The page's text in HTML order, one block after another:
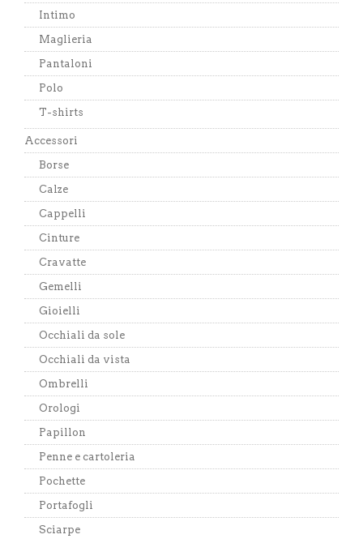
Intimo
Maglieria
Pantaloni
Polo
T-shirts
Accessori
Borse
Calze
Cappelli
Cinture
Cravatte
Gemelli
Gioielli
Occhiali da sole
Occhiali da vista
Ombrelli
Orologi
Papillon
Penne e cartoleria
Pochette
Portafogli
Sciarpe